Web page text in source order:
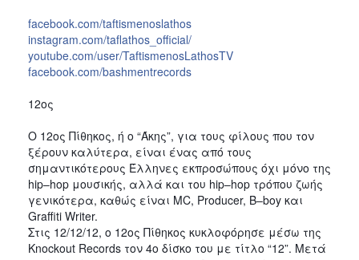
facebook.com/taftismenoslathos
instagram.com/taflathos_official/
youtube.com/user/TaftismenosLathosTV
facebook.com/bashmentrecords
12ος
Ο 12ος Πίθηκος, ή ο “Άκης”, για τους φίλους που τον
ξέρουν καλύτερα, είναι ένας από τους
σημαντικότερους Έλληνες εκπροσώπους όχι μόνο της
hip–hop μουσικής, αλλά και του hip–hop τρόπου ζωής
γενικότερα, καθώς είναι MC, Producer, B–boy και
Graffiti Writer.
Στις 12/12/12, ο 12ος Πίθηκος κυκλοφόρησε μέσω της
Knockout Records τον 4ο δίσκο του με τίτλο “12”. Μετά